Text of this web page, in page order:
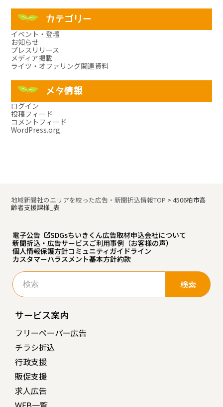
カテゴリー
イベント・登壇
お知らせ
プレスリリース
メディア掲載
ライツ・オファリング関連資料
メタ情報
ログイン
投稿フィード
コメントフィード
WordPress.org
地域新聞社のエリアを絞った広告・新聞折込情報TOP >4506柏市高
齢者支援課様_表
電子公告 SDGsちいきくん広告取材申込会社について
新聞折込・広告サービスご利用事例（お客様の声）
個人情報保護方針コミュニティガイドライン
カスタマーハラスメント基本方針約款
検
索:
サービス案内
フリーペーパー広告
チラシ折込
行政支援
販促支援
求人広告